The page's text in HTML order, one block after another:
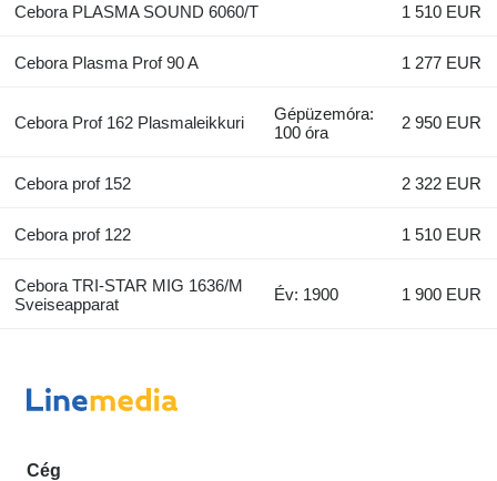
Cebora PLASMA SOUND 6060/T 1 510 EUR
Cebora Plasma Prof 90 A 1 277 EUR
Cebora Prof 162 Plasmaleikkuri
Gépüzemóra:
100 óra
2 950 EUR
Cebora prof 152 2 322 EUR
Cebora prof 122 1 510 EUR
Cebora TRI-STAR MIG 1636/M
Sveiseapparat
Év: 1900 1 900 EUR
Cég